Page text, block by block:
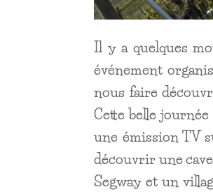
Il y a quelques
événement
nous faire
Cette belle
une émission TV
découvrir une
Segway et un